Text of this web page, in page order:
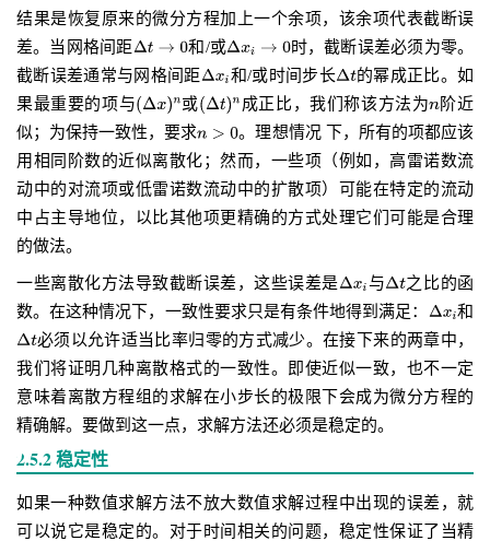
结果是恢复原来的微分方程加上一个余项，该余项代表截断误
差。当网格间距
和/或
时，截断误差必须为零。
截断误差通常与网格间距
和/或时间步长
的幂成正比。如
果最重要的项与
或 成正比，我们称该方法为 阶近
似；为保持一致性，要求
。理想情况 下，所有的项都应该
用相同阶数的近似离散化；然而，一些项（例如，高雷诺数流
动中的对流项或低雷诺数流动中的扩散项）可能在特定的流动
中占主导地位，以比其他项更精确的方式处理它们可能是合理
的做法。
一些离散化方法导致截断误差，这些误差是 与
之比的函
数。在这种情况下，一致性要求只是有条件地得到满足：
和
必须以允许适当比率归零的方式减少。在接下来的两章中，
我们将证明几种离散格式的一致性。即使近似一致，也不一定
意味着离散方程组的求解在小步长的极限下会成为微分方程的
精确解。要做到这一点，求解方法还必须是稳定的。
2.5.2 稳定性
如果一种数值求解方法不放大数值求解过程中出现的误差，就
可以说它是稳定的。对于时间相关的问题，稳定性保证了当精